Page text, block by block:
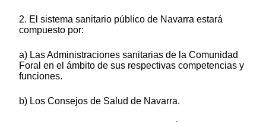
2. El sistema sanitario público de Navarra estará
compuesto por:
a) Las Administraciones sanitarias de la Comunidad
Foral en el ámbito de sus respectivas competencias y
funciones.
b) Los Consejos de Salud de Navarra.